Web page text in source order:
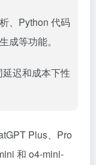
、Python 代码
成等功能。
迟和成本下性
Plus、Pro
和 o4-mini-